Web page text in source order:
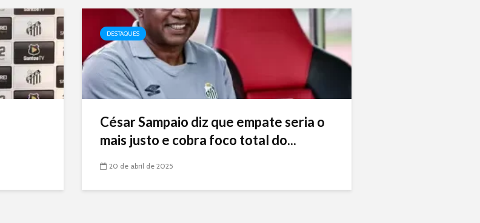
DESTAQUES
César Sampaio diz que empate seria o
mais justo e cobra foco total do...
20 de abril de 2025